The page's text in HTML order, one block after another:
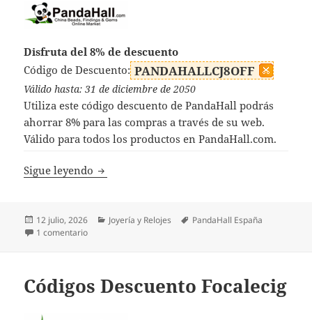
Disfruta del 8% de descuento
Código de Descuento: PANDAHALLCJ8OFF
Válido hasta: 31 de diciembre de 2050
Utiliza este código descuento de PandaHall podrás
ahorrar 8% para las compras a través de su web.
Válido para todos los productos en PandaHall.com.
Sigue leyendo Códigos Descuento PandaHall
Publicado
el
12 julio, 2026 Categorías
Joyería y Relojes Etiquetas
PandaHall España
1 comentarioen Códigos Descuento PandaHall
Códigos Descuento Focalecig